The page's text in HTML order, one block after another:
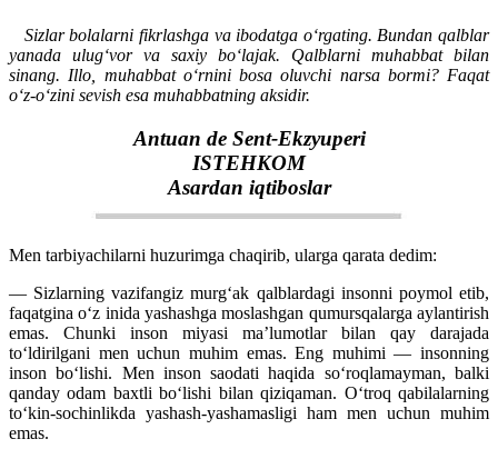
Sizlar bolalarni fikrlashga va ibodatga o‘rgating. Bundan qalblar
yanada ulug‘vor va saxiy bo‘lajak. Qalblarni muhabbat bilan
sinang. Illo, muhabbat o‘rnini bosa oluvchi narsa bormi? Faqat
o‘z-o‘zini sevish esa muhabbatning aksidir.
Antuan de Sent-Ekzyuperi
ISTЕHKOM
Asardan iqtiboslar
Men tarbiyachilarni huzurimga chaqirib, ularga qarata dedim:
— Sizlarning vazifangiz murg‘ak qalblardagi insonni poymol etib,
faqatgina o‘z inida yashashga moslashgan qumursqalarga aylantirish
emas. Chunki inson miyasi ma’lumotlar bilan qay darajada
to‘ldirilgani men uchun muhim emas. Eng muhimi — insonning
inson bo‘lishi. Men inson saodati haqida so‘roqlamayman, balki
qanday odam baxtli bo‘lishi bilan qiziqaman. O‘troq qabilalarning
to‘kin-sochinlikda yashash-yashamasligi ham men uchun muhim
emas.